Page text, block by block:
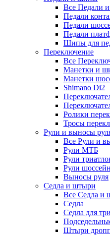
Все Педали
Педали
Педали
Педали
Шипы для
Переключение
Все
Манетки и
Манетки
Shimano Di2
Ролики
Тросы
Рули и выносы
Все Рули и
Рули МТБ
Рули
Рули
Выносы руля
Седла и штыри
Все Седла и
Седла
Седла для
Штыри